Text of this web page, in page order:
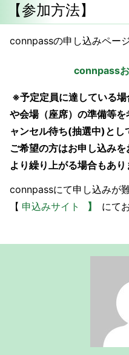
【参加方法】
connpassの申し込みペー
connpass
※予定定員に達している
や会場（座席）の準備等
ャンセル待ち(抽選中)とし
ご希望の方はお申し込み
より繰り上がる場合もあり
connpassにて申し込みが
【 申込みサイト 】 にて